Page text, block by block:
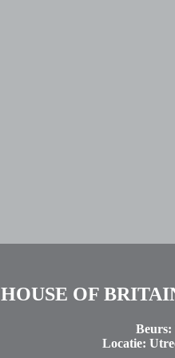
HOUSE OF
Beurs:
Locatie: